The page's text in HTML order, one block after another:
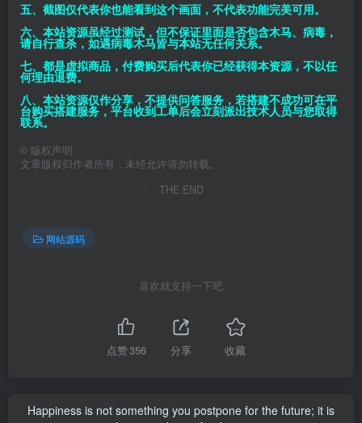
五、截图仅代表你也能看到这个画面，不代表功能完美可用。
六、本站资源虽经过测试，但不保证里面是否包含木马、病毒，
请自行查杀，如遇病毒木马皆与本站无任何关系。
七、都是虚拟商品，付费购买后代表你已经获得本资源，不以任
何理由退费。
八、本站资源仅作分享，不提供问答服务，若搭建不成功可在平
台购买搭建服务，平台收到工单后会立刻派出技术人员与您取得
联系。
© 版权声明
文章版权归作者所有，未经允许请勿转载。
THE END
网站源码
喜欢就支持一下吧
点赞356 分享 收藏
Happiness is not something you postpone for the future; it is